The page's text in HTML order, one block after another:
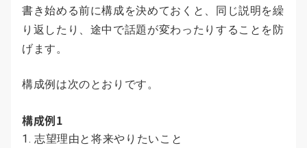
書き始める前に構成を決めておくと、同じ説明を繰
り返したり、途中で話題が変わったりすることを防
げます。
構成例は次のとおりです。
構成例1
志望理由と将来やりたいこと